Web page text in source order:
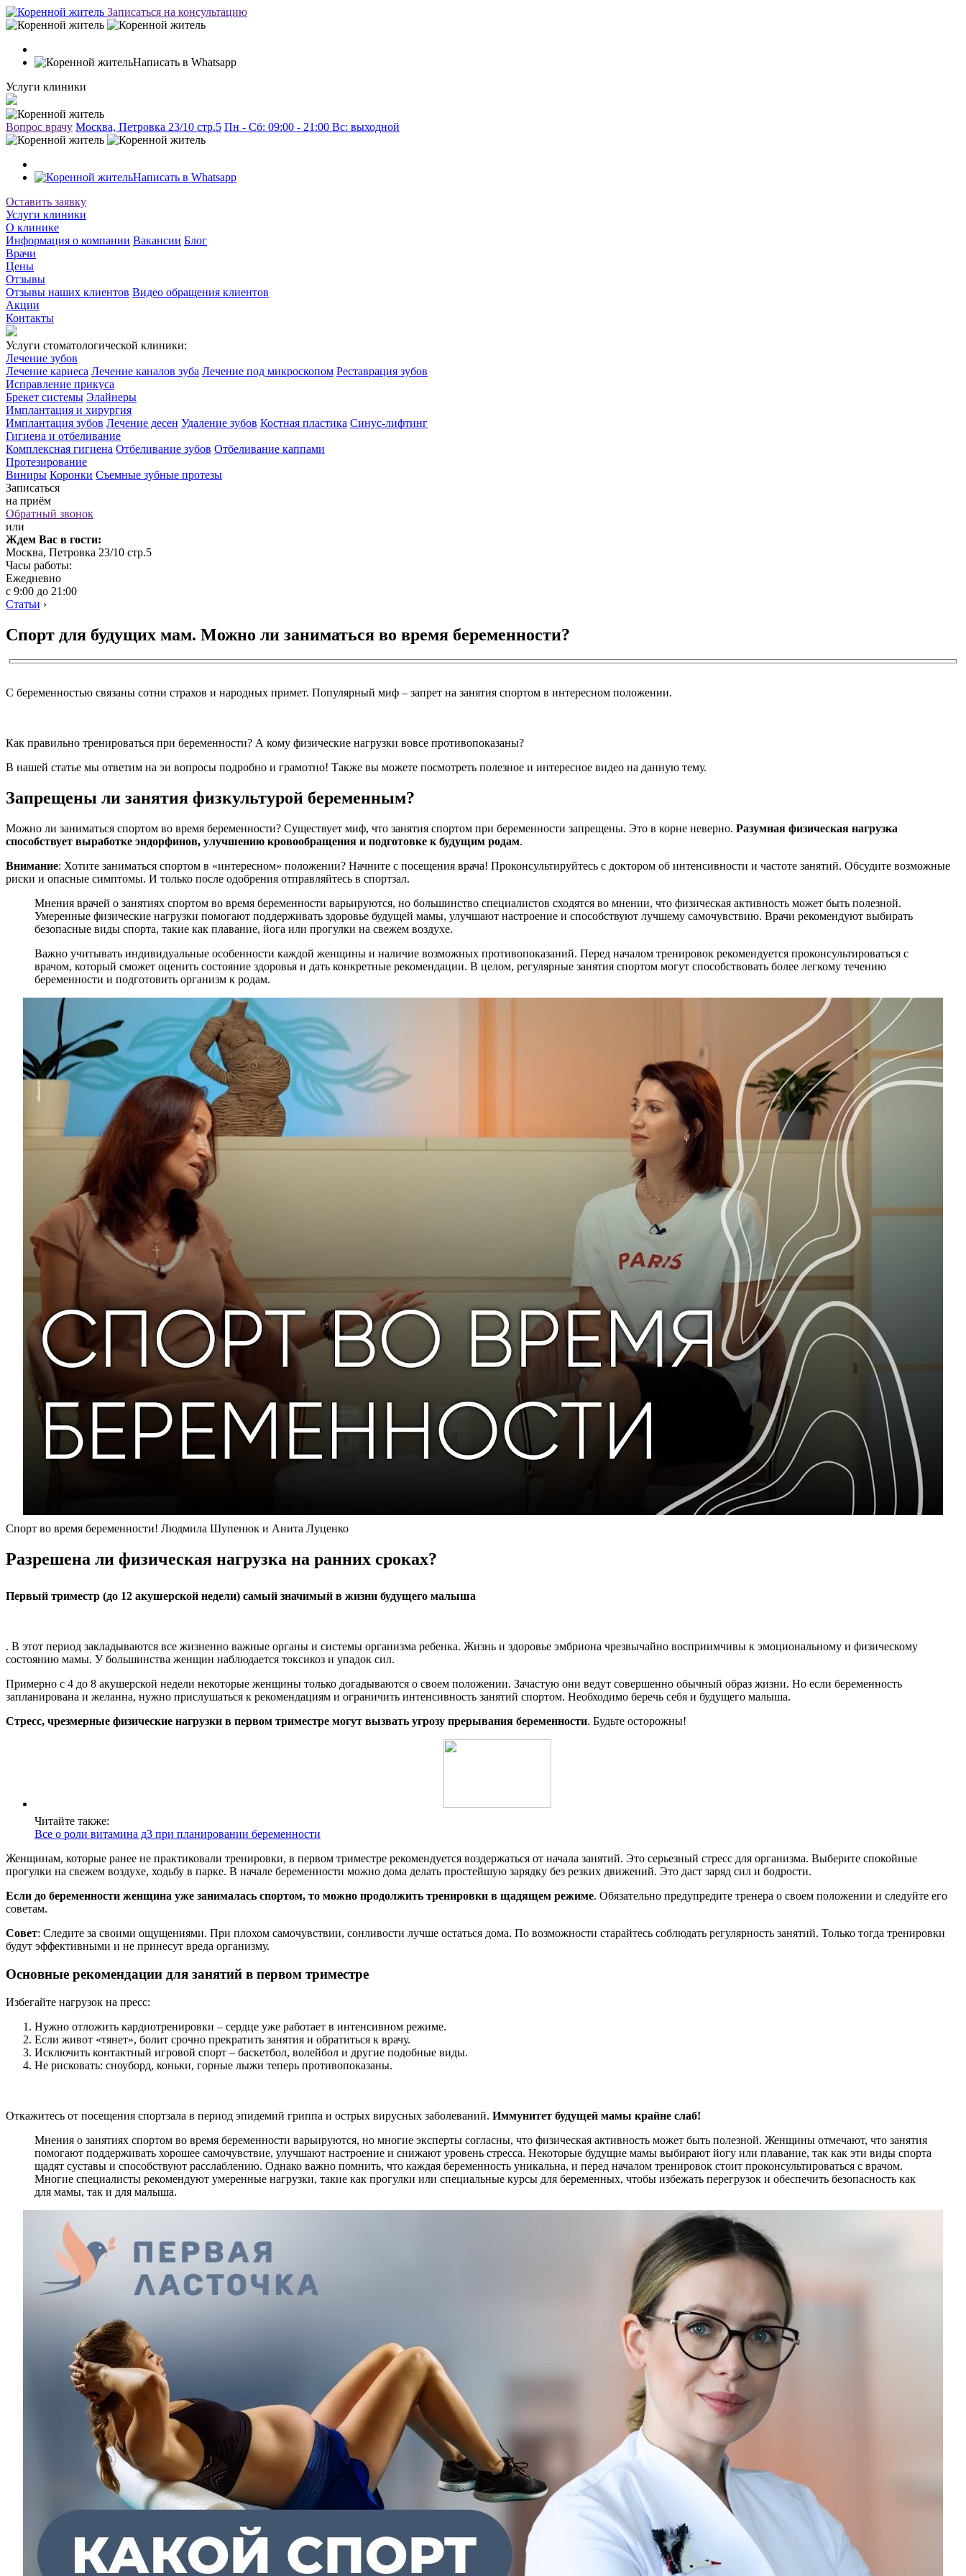
Записаться на консультацию
Написать в Whatsapp
Услуги клиники
Вопрос врачу Москва, Петровка 23/10 стр.5 Пн - Сб: 09:00 - 21:00 Вc: выходной
Написать в Whatsapp
Оставить заявку
Услуги клиники
О клинике
Информация о компании Вакансии Блог
Врачи
Цены
Отзывы
Отзывы наших клиентов Видео обращения клиентов
Акции
Контакты
Услуги стоматологической клиники:
Лечение зубов
Лечение кариеса Лечение каналов зуба Лечение под микроскопом Реставрация зубов
Исправление прикуса
Брекет системы Элайнеры
Имплантация и хирургия
Имплантация зубов Лечение десен Удаление зубов Костная пластика Синус-лифтинг
Гигиена и отбеливание
Комплексная гигиена Отбеливание зубов Отбеливание каппами
Протезирование
Виниры Коронки Съемные зубные протезы
Записаться
на приём
Обратный звонок
или
Ждем Вас в гости:
Москва, Петровка 23/10 стр.5
Часы работы:
Ежедневно
с 9:00 до 21:00
Статьи ›
Спорт для будущих мам. Можно ли заниматься во время беременности?
С беременностью связаны сотни страхов и народных примет. Популярный миф – запрет на занятия спортом в интересном положении.
Как правильно тренироваться при беременности? А кому физические нагрузки вовсе противопоказаны?
В нашей статье мы ответим на эи вопросы подробно и грамотно! Также вы можете посмотреть полезное и интересное видео на данную тему.
Запрещены ли занятия физкультурой беременным?
Можно ли заниматься спортом во время беременности? Существует миф, что занятия спортом при беременности запрещены. Это в корне неверно. Разумная физическая нагрузка
способствует выработке эндорфинов, улучшению кровообращения и подготовке к будущим родам.
Внимание: Хотите заниматься спортом в «интересном» положении? Начните с посещения врача! Проконсультируйтесь с доктором об интенсивности и частоте занятий. Обсудите возможные
риски и опасные симптомы. И только после одобрения отправляйтесь в спортзал.
Мнения врачей о занятиях спортом во время беременности варьируются, но большинство специалистов сходятся во мнении, что физическая активность может быть полезной.
Умеренные физические нагрузки помогают поддерживать здоровье будущей мамы, улучшают настроение и способствуют лучшему самочувствию. Врачи рекомендуют выбирать
безопасные виды спорта, такие как плавание, йога или прогулки на свежем воздухе.
Важно учитывать индивидуальные особенности каждой женщины и наличие возможных противопоказаний. Перед началом тренировок рекомендуется проконсультироваться с
врачом, который сможет оценить состояние здоровья и дать конкретные рекомендации. В целом, регулярные занятия спортом могут способствовать более легкому течению
беременности и подготовить организм к родам.
Спорт во время беременности! Людмила Шупенюк и Анита Луценко
Разрешена ли физическая нагрузка на ранних сроках?
Первый триместр (до 12 акушерской недели) самый значимый в жизни будущего малыша
. В этот период закладываются все жизненно важные органы и системы организма ребенка. Жизнь и здоровье эмбриона чрезвычайно восприимчивы к эмоциональному и физическому
состоянию мамы. У большинства женщин наблюдается токсикоз и упадок сил.
Примерно с 4 до 8 акушерской недели некоторые женщины только догадываются о своем положении. Зачастую они ведут совершенно обычный образ жизни. Но если беременность
запланирована и желанна, нужно прислушаться к рекомендациям и ограничить интенсивность занятий спортом. Необходимо беречь себя и будущего малыша.
Стресс, чрезмерные физические нагрузки в первом триместре могут вызвать угрозу прерывания беременности. Будьте осторожны!
Читайте также:
Все о роли витамина д3 при планировании беременности
Женщинам, которые ранее не практиковали тренировки, в первом триместре рекомендуется воздержаться от начала занятий. Это серьезный стресс для организма. Выберите спокойные
прогулки на свежем воздухе, ходьбу в парке. В начале беременности можно дома делать простейшую зарядку без резких движений. Это даст заряд сил и бодрости.
Если до беременности женщина уже занималась спортом, то можно продолжить тренировки в щадящем режиме. Обязательно предупредите тренера о своем положении и следуйте его
советам.
Совет: Следите за своими ощущениями. При плохом самочувствии, сонливости лучше остаться дома. По возможности старайтесь соблюдать регулярность занятий. Только тогда тренировки
будут эффективными и не принесут вреда организму.
Основные рекомендации для занятий в первом триместре
Избегайте нагрузок на пресс:
Нужно отложить кардиотренировки – сердце уже работает в интенсивном режиме.
Если живот «тянет», болит срочно прекратить занятия и обратиться к врачу.
Исключить контактный игровой спорт – баскетбол, волейбол и другие подобные виды.
Не рисковать: сноуборд, коньки, горные лыжи теперь противопоказаны.
Откажитесь от посещения спортзала в период эпидемий гриппа и острых вирусных заболеваний. Иммунитет будущей мамы крайне слаб!
Мнения о занятиях спортом во время беременности варьируются, но многие эксперты согласны, что физическая активность может быть полезной. Женщины отмечают, что занятия
помогают поддерживать хорошее самочувствие, улучшают настроение и снижают уровень стресса. Некоторые будущие мамы выбирают йогу или плавание, так как эти виды спорта
щадят суставы и способствуют расслаблению. Однако важно помнить, что каждая беременность уникальна, и перед началом тренировок стоит проконсультироваться с врачом.
Многие специалисты рекомендуют умеренные нагрузки, такие как прогулки или специальные курсы для беременных, чтобы избежать перегрузок и обеспечить безопасность как
для мамы, так и для малыша.